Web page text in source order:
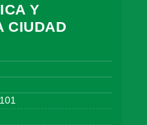
Y
CIUDAD